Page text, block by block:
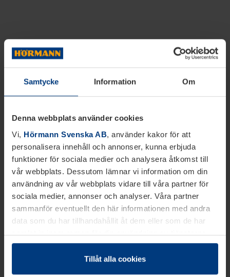
Samtycke Information Om
Denna webbplats använder cookies
Vi, Hörmann Svenska AB, använder kakor för att
personalisera innehåll och annonser, kunna erbjuda
funktioner för sociala medier och analysera åtkomst till
vår webbplats. Dessutom lämnar vi information om din
användning av vår webbplats vidare till våra partner för
sociala medier, annonser och analyser. Våra partner
sammanför eventuellt den här informationen med andra
data som du har tillhandahållit åt dem eller som de har
samlat in inom ramen för din användning av tjänsterna.
Juridiskt kan vi lagra kakor på din enhet, om de är
absolut nödvändiga för driften av den här webbplatsen.
Tillåt alla cookies